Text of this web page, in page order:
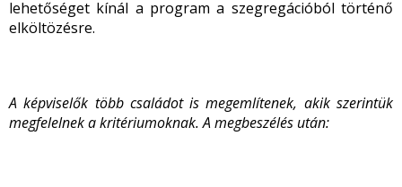
lehetőséget kínál a program a szegregációból történő
elköltözésre.
A képviselők több családot is megemlítenek, akik szerintük
megfelelnek a kritériumoknak. A megbeszélés után: